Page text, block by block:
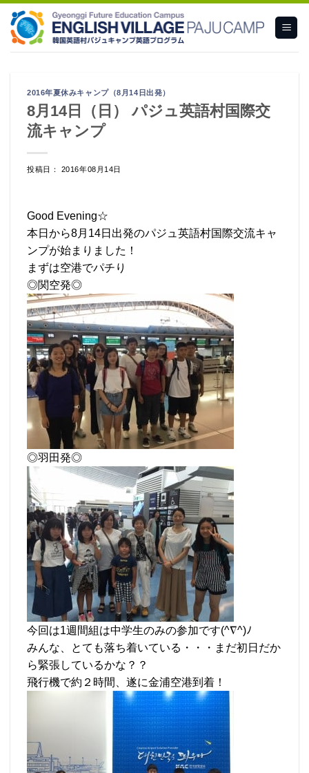
content
2016年夏休みキャンプ（8月14日出発）
8月14日（日） パジュ英語村国際交
流キャンプ
投稿日： 2016年08月14日
Good Evening☆
本日から8月14日出発のパジュ英語村国際交流キャ
ンプが始まりました！
まずは空港でパチり
◎関空発◎
◎羽田発◎
今回は1週間組は中学生のみの参加です(^∇^)ﾉ
みんな、とても落ち着いている・・・まだ初日だか
ら緊張しているかな？？
飛行機で約２時間、遂に金浦空港到着！